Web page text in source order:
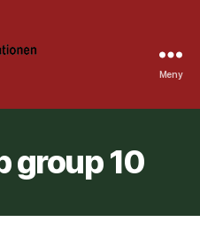
Meny
group 10